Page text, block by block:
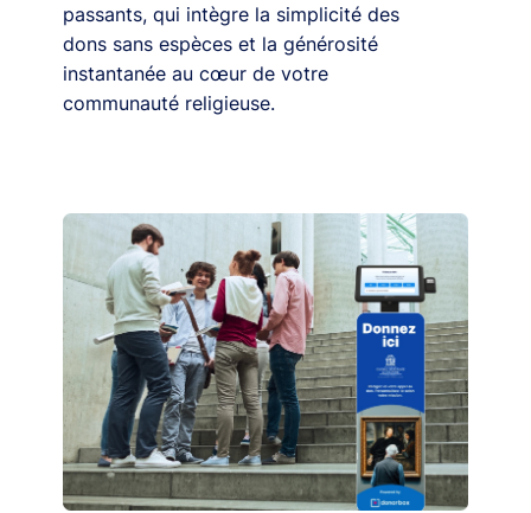
passants, qui intègre la simplicité des
dons sans espèces et la générosité
instantanée au cœur de votre
communauté religieuse.